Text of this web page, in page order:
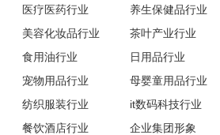
医疗医药行业
养生保健品行业
美容化妆品行业
茶叶产业行业
食用油行业
日用品行业
宠物用品行业
母婴童用品行业
纺织服装行业
it数码科技行业
餐饮酒店行业
企业集团形象